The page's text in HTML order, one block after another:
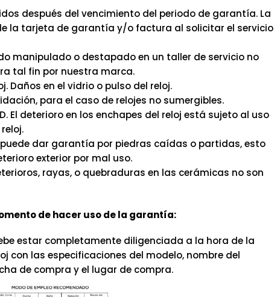
después del vencimiento del periodo de garantía. La
la tarjeta de garantía y/o factura al solicitar el servicio
manipulado o destapado en un taller de servicio no
tal fin por nuestra marca.
Daños en el vidrio o pulso del reloj.
para el caso de relojes no sumergibles.
El deterioro en los enchapes del reloj está sujeto al uso
puede dar garantía por piedras caídas o partidas, esto
exterior por mal uso.
rayas, o quebraduras en las cerámicas no son
de hacer uso de la garantía:
estar completamente diligenciada a la hora de la
con las especificaciones del modelo, nombre del
de compra y el lugar de compra.